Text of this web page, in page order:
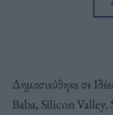
Δημοσιεύθηκε σε
Baba, Silicon Valley,